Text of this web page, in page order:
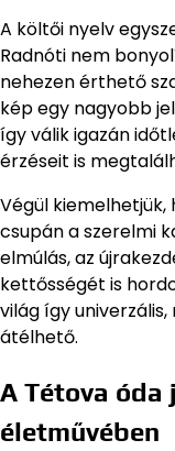
A költői nyelv
Radnóti nem
nehezen érthető
kép egy nagyobb
így válik igazán
érzéseit is
Végül
csupán a szerelmi
elmúlás, az
kettősségét is
világ így
átélhető.
A Tétova óda
életművében